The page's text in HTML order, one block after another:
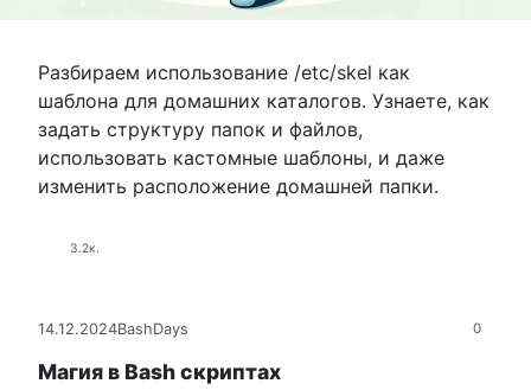
Разбираем использование /etc/skel как
шаблона для домашних каталогов. Узнаете, как
задать структуру папок и файлов,
использовать кастомные шаблоны, и даже
изменить расположение домашней папки.
3.2к.
0
14.12.2024BashDays
Магия в Bash скриптах